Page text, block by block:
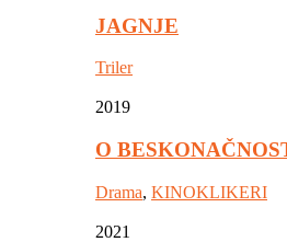
JAGNJE
Triler
2019
O
Drama, KINOKLIKERI
2021